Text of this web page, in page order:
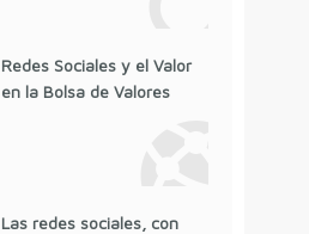
Redes Sociales y el Valor
en la Bolsa de Valores
Las redes sociales, con